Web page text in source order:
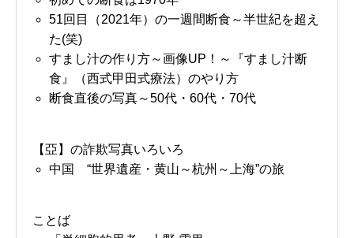
51回目（2021年）の一週間断食～半世紀を超え
た(笑)
すまし汁の作り方～画像UP！～『すまし汁断
食』（西式甲田式療法）のやり方
断食直後の写真～50代・60代・70代
【亞】の詐欺写真いろいろ
中国 “世界遺産・黄山～杭州～上海”の旅
ことば